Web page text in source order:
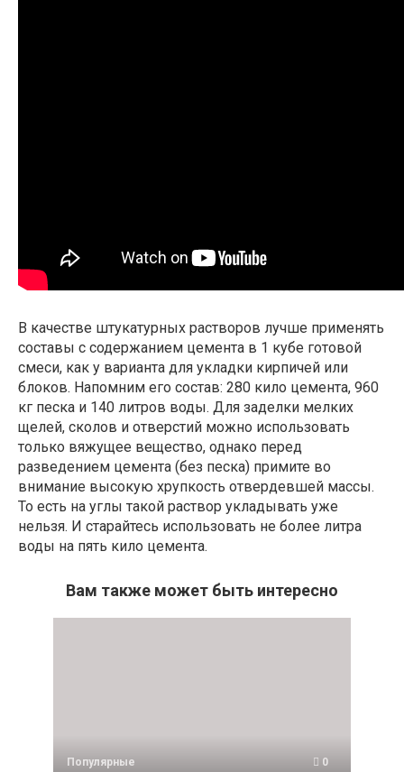
В качестве штукатурных растворов лучше применять
составы с содержанием цемента в 1 кубе готовой
смеси, как у варианта для укладки кирпичей или
блоков. Напомним его состав: 280 кило цемента, 960
кг песка и 140 литров воды. Для заделки мелких
щелей, сколов и отверстий можно использовать
только вяжущее вещество, однако перед
разведением цемента (без песка) примите во
внимание высокую хрупкость отвердевшей массы.
То есть на углы такой раствор укладывать уже
нельзя. И старайтесь использовать не более литра
воды на пять кило цемента.
Вам также может быть интересно
Популярные 0